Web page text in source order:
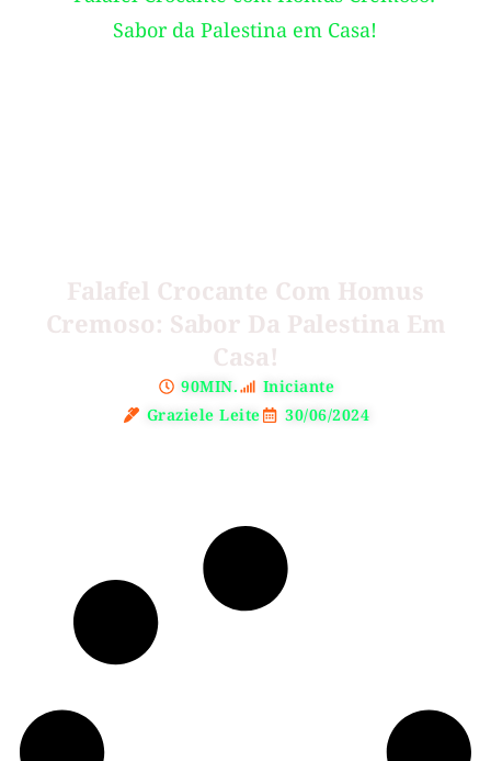
Falafel Crocante Com Homus
Cremoso: Sabor Da Palestina Em
Casa!
90MIN.
Iniciante
Graziele Leite
30/06/2024